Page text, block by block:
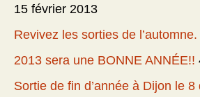
15 février 2013
Revivez les sorties de l’automne.
2013 sera une BONNE ANNÉE!!
Sortie de fin d’année à Dijon le 8